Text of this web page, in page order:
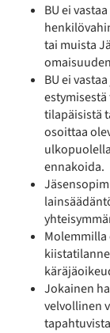
BU ei
tai muista
BU ei
tilapäisistä
osoittaa
ennakoida.
Jokainen
velvollinen